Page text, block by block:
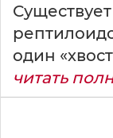
один
читать